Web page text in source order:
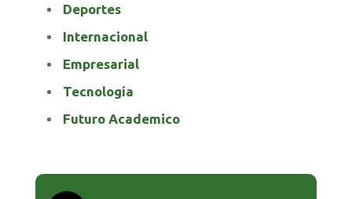
Deportes
Internacional
Empresarial
Tecnología
Futuro Academico